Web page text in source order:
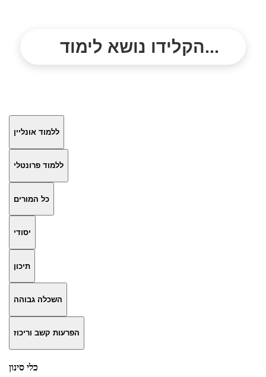
הקלידו נושא לימוד...
ללמוד אונליין
ללמוד פרונטלי
כל המורים
יסודי
תיכון
השכלה גבוהה
הפרעות קשב וריכוז
כלי סינון